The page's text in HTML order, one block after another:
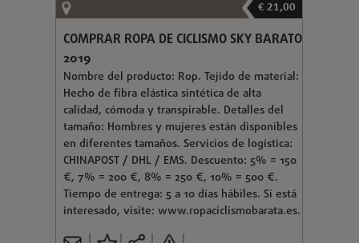
€ 21,00
COMPRAR ROPA DE CICLISMO SKY BARATO
2019
Nombre del producto: Rop. Tejido de material:
Hecho de fibra elástica sintética de alta
calidad, cómoda y transpirable. Detalles del
tamaño: Hombres y mujeres están disponibles
en diferentes tamaños. Servicios de logística:
CHINAPOST / DHL / EMS. Descuento: 5% = 150
€, 7% = 200 €, 8% = 250 €, 10% = 500 €.
Tiempo de entrega: 5 a 10 días hábiles. Si está
interesado, visite: www.ropaciclismobarata.es.